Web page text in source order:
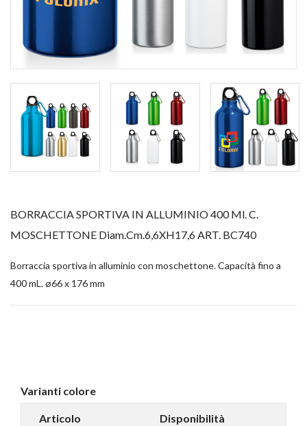
BORRACCIA SPORTIVA IN ALLUMINIO 400 Ml. C.
MOSCHETTONE Diam.cm.6,6XH17,6 ART. BC740
Borraccia sportiva in alluminio con moschettone. Capacità fino a
400 mL. ø66 x 176 mm
Varianti colore
Articolo Disponibilità